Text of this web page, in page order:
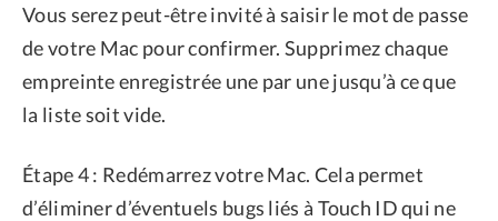
Vous serez peut-être invité à saisir le mot de passe
de votre Mac pour confirmer. Supprimez chaque
empreinte enregistrée une par une jusqu’à ce que
la liste soit vide.
Étape 4 : Redémarrez votre Mac. Cela permet
d’éliminer d’éventuels bugs liés à Touch ID qui ne